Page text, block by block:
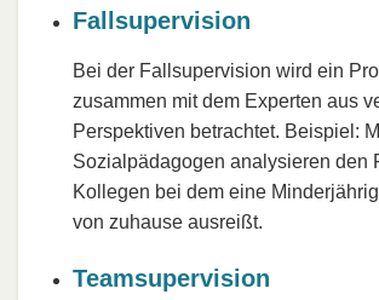
Fallsupervision
Bei der Fallsupervision wird ein
zusammen mit dem Experten aus
Perspektiven betrachtet. Beispiel:
Sozialpädagogen analysieren den
Kollegen bei dem eine
von zuhause ausreißt.
Teamsupervision